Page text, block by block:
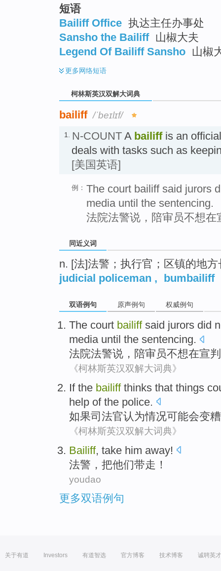
短语
Bailiff Office 执达主任办事处
Sansho the Bailiff 山椒大夫
Legend Of Bailiff Sansho 山椒
更多网络短语
柯林斯英汉双解大词典
bailiff /ˈbeɪlɪf/
1. N-COUNT A bailiffis an
deals with tasks such as
[美国英语]
例： The court bailiff said jurors
media until the sentencing.
法院法警说，陪审员不想
同近义词
n. [法]法警；执行官；区镇的地方
judicial policeman , bumbailiff
双语例句 原声例句 权威例句
The court bailiff said jurors did
media until the sentencing.
法院法警说 ， 陪审员不想在宣判
《柯林斯英汉双解大词典》
Ifthe bailiff thinks that things
help of the police.
如果司法官认为情况可能会变
《柯林斯英汉双解大词典》
Bailiff, take him away!
法警 ， 把他们带走 ！
youdao
更多双语例句
关于有道 Investors 有道智选 官方博客 技术博客 诚聘英才